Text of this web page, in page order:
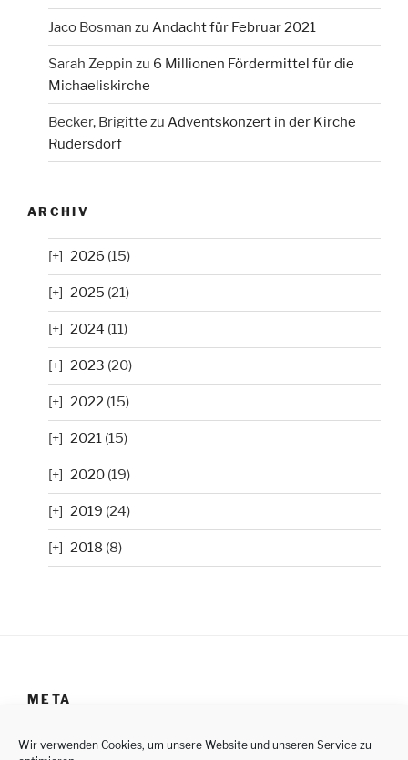
Wir verwenden Cookies, um unsere Website und unseren Service zu
Jaco Bosman zu Andacht für Februar 2021
Sarah Zeppin zu 6 Millionen Fördermittel für die
Michaeliskirche
Becker, Brigitte zu Adventskonzert in der Kirche
Rudersdorf
ARCHIV
2026 (15)
2025 (21)
2024 (11)
2023 (20)
2022 (15)
2021(15)
2020(19)
2019 (24)
2018 (8)
META
Anmelden